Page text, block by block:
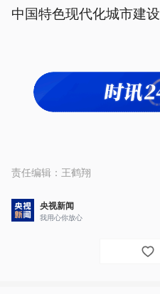
中国特色现代化城市建
责任编辑： 王鹤翔
央视新闻
我用心你放心